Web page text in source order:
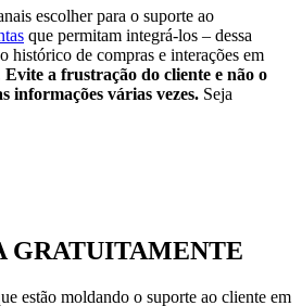
escolher para o suporte ao
que permitam integrá-los – dessa
histórico de compras e interações em
Evite a frustração do cliente e não o
informações várias vezes. Seja
GRATUITAMENTE
estão moldando o suporte ao cliente em